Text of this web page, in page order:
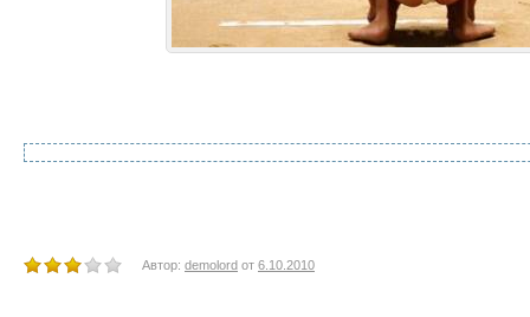
Автор: demolord от 6.10.2010